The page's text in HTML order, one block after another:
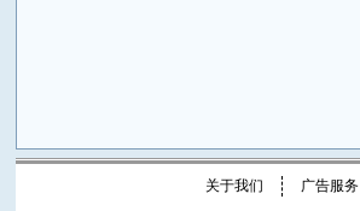
关于我们 广告服务